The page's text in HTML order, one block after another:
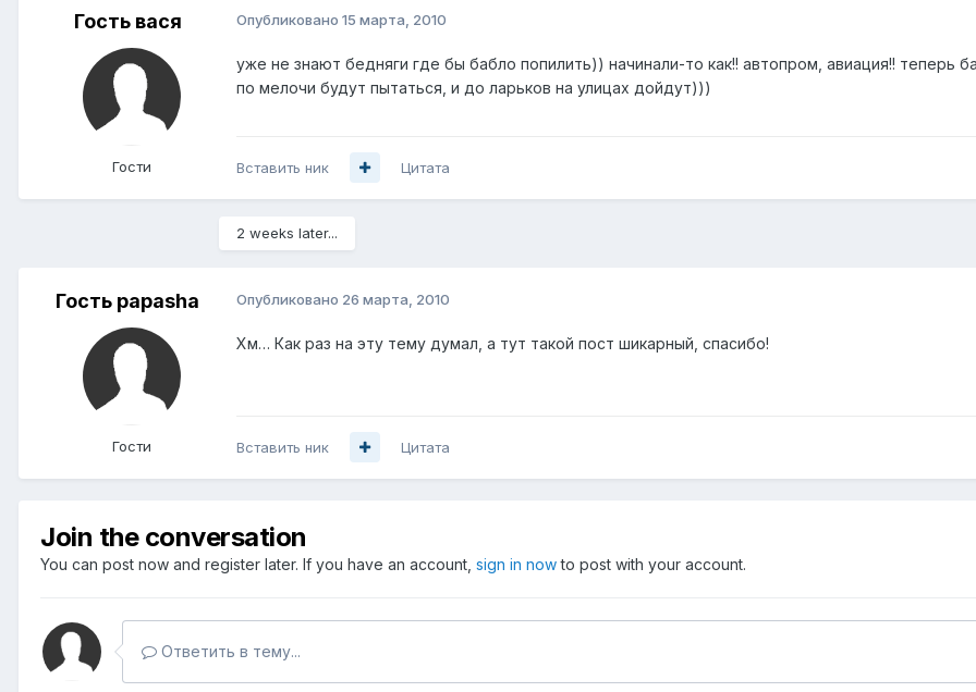
Гость вася
Гости
Опубликовано 15 марта, 2010
уже не знают бедняги где бы бабло попилить)) начинали-то как!! автопром, авиация!! теперь
по мелочи будут пытаться, и до ларьков на улицах дойдут)))
Вставить ник Цитата
2 weeks later...
Гость papasha
Гости
Опубликовано 26 марта, 2010
Хм… Как раз на эту тему думал, а тут такой пост шикарный, спасибо!
Вставить ник Цитата
Join the conversation
You can post now and register later. If you have an account, sign in nowto post with your account.
Ответить в тему...